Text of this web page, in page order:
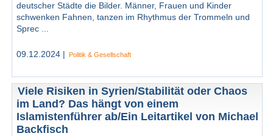
deutscher Städte die Bilder. Männer, Frauen und Kinder
schwenken Fahnen, tanzen im Rhythmus der Trommeln und
Sprec ...
09.12.2024 | Politik & Gesellschaft
Viele Risiken in Syrien/Stabilität oder Chaos
im Land? Das hängt von einem
Islamistenführer ab/Ein Leitartikel von Michael
Backfisch